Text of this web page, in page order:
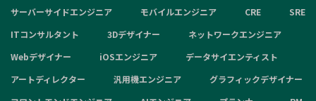
サーバーサイドエンジニア
モバイルエンジニア CRE
SRE
ITコンサルタント
3Dデザイナー
ネットワークエンジニア
Webデザイナー
iOSエンジニア
データサイエンティスト
アートディレクター
汎用機エンジニア
グラフィックデザイナー